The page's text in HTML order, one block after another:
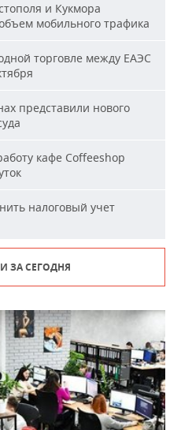
и Кукмора
мобильного трафика
торговле между ЕАЭС
представили нового
кафе Coffeeshop
налоговый учет
ЗА СЕГОДНЯ